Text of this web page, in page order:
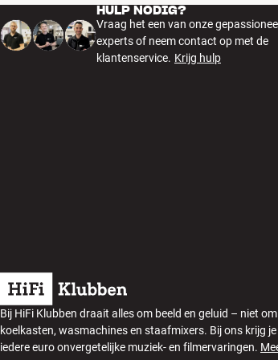
HULP NODIG?
Vraag het een van onze
experts of neem contact op met de
klantenservice. Krijg hulp
Bij HiFi Klubben draait alles om beeld en geluid – niet om
koelkasten, wasmachines en staafmixers. Bij ons krijg
iedere euro onvergetelijke muziek- en filmervaringen.